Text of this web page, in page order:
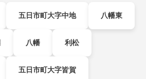
五日市町大字中地 八幡東
八幡 利松
五日市町大字皆賀